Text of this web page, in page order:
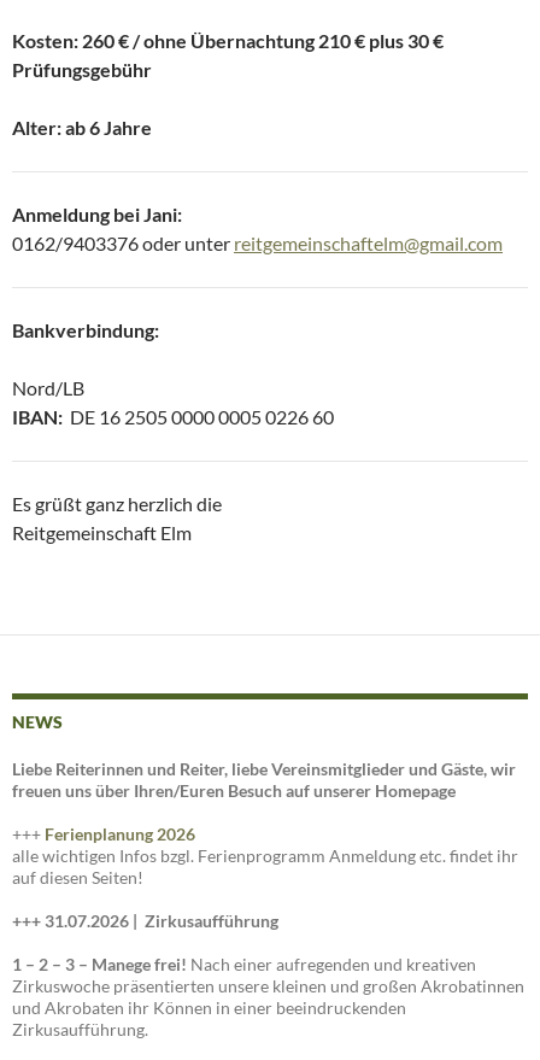
Kosten: 260 € / ohne Übernachtung 210 € plus 30 €
Prüfungsgebühr
Alter: ab 6 Jahre
Anmeldung bei Jani:
0162/9403376 oder unter reitgemeinschaftelm@gmail.com
Bankverbindung:
Nord/LB
IBAN: DE 16 2505 0000 0005 0226 60
Es grüßt ganz herzlich die
Reitgemeinschaft Elm
NEWS
Liebe Reiterinnen und Reiter, liebe Vereinsmitglieder und Gäste, wir
freuen uns über Ihren/Euren Besuch auf unserer Homepage
+++ Ferienplanung 2026
alle wichtigen Infos bzgl. Ferienprogramm Anmeldung etc. findet ihr
auf diesen Seiten!
+++ 31.07.2026 | Zirkusaufführung
1 – 2 – 3 – Manege frei! Nach einer aufregenden und kreativen
Zirkuswoche präsentierten unsere kleinen und großen Akrobatinnen
und Akrobaten ihr Können in einer beeindruckenden
Zirkusaufführung.